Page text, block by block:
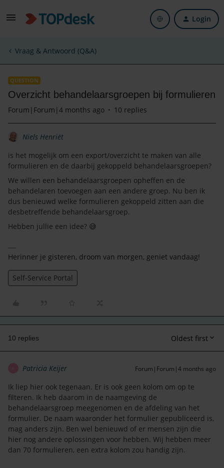
Login
Vraag & Antwoord (Q&A)
QUESTION
Overzicht behandelaarsgroepen bij formulieren
Forum|Forum|4 months ago 10 replies
Niels Henriët
is het mogelijk om een export/overzicht te maken van alle
formulieren en de daarbij gekoppeld behandelaarsgroepen?
We willen een behandelaarsgroepen opheffen en de
behandelaren toevoegen aan een andere groep. Nu ben ik
dus benieuwd welke formulieren gekoppeld zitten aan die
desbetreffende behandelaarsgroep.
Hebben jullie een idee? 😅
Herinner je gisteren, droom van morgen, geniet vandaag!
Self-Service Portal
10 replies Oldest first
Patricia Keijer Forum|Forum|4 months ago
Ik liep hier ook tegenaan. Er is ook geen kolom om op te
filteren. Ik heb daarom in de naamgeving de
behandelaarsgroep meegenomen en de afdeling van het
formulier. De naam waaronder het formulier gepubliceerd is,
mag anders zijn. Ben wel benieuwd of er mensen zijn die
hier nog andere oplossingen voor hebben. Wij hebben meer
dan 70 formulieren, een extra kolom zou handig zijn.